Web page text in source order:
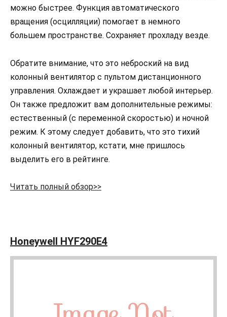
можно быстрее. Функция автоматического
вращения (осцилляции) помогает в немного
большем пространстве. Сохраняет прохладу везде.
Обратите внимание, что это неброский на вид
колонный вентилятор с пультом дистанционного
управления. Охлаждает и украшает любой интерьер.
Он также предложит вам дополнительные режимы:
естественный (с переменной скоростью) и ночной
режим. К этому следует добавить, что это тихий
колонный вентилятор, кстати, мне пришлось
выделить его в рейтинге.
Читать полный обзор>>
Honeywell HYF290E4